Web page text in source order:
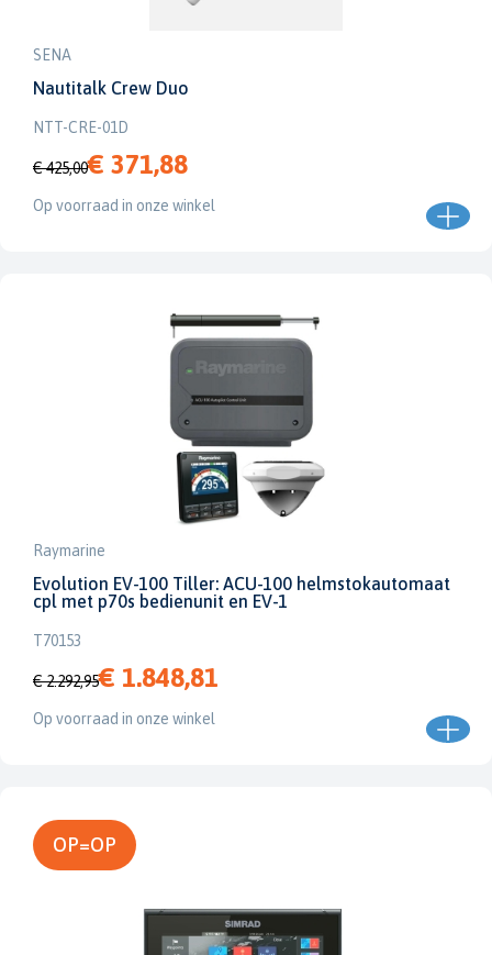
SENA
Nautitalk Crew Duo
NTT-CRE-01D
€ 425,00€ 371,88
Op voorraad in onze winkel
Raymarine
Evolution EV-100 Tiller: ACU-100 helmstokautomaat
cpl met p70s bedienunit en EV-1
T70153
€ 2.292,95€ 1.848,81
Op voorraad in onze winkel
OP=OP